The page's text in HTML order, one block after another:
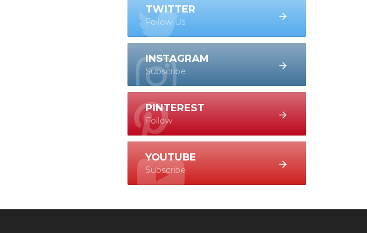
TWITTER
Follow Us
INSTAGRAM
Subscribe
PINTEREST
Follow
YOUTUBE
Subscribe